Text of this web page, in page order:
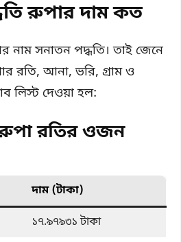
রুপার দাম কত
নাম সনাতন পদ্ধতি। তাই জেনে
রতি, আনা, ভরি, গ্রাম ও
লিস্ট দেওয়া হল:
রতির ওজন
দাম (টাকা)
১৭.৯৭৯৩১ টাকা